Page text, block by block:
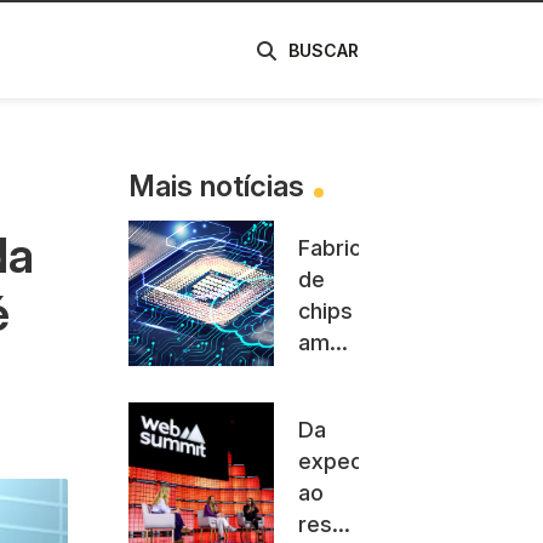
BUSCAR
Mais notícias
Fabricantes
de
chips
americanas
Trump:
não
atrapalhe
a
Da
expectativa
ao
resultado: